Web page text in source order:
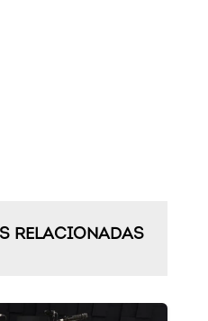
RELACIONADAS